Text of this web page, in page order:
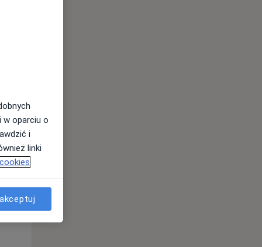
Wt,
w oparciu o
i
linki